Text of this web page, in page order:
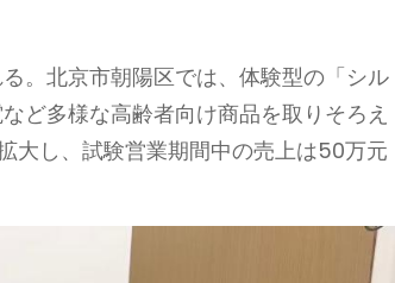
。北京市朝陽区では、体験型の「シル
ど多様な高齢者向け商品を取りそろえ
大し、試験営業期間中の売上は50万元